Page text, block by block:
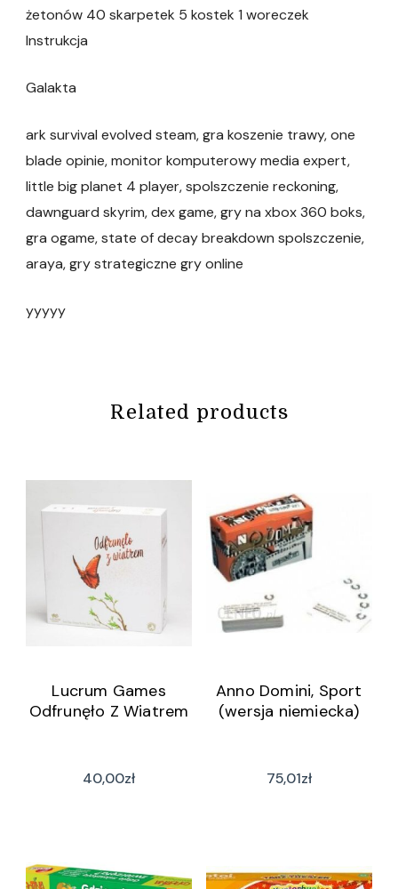
żetonów 40 skarpetek 5 kostek 1 woreczek
Instrukcja
Galakta
ark survival evolved steam, gra koszenie trawy, one
blade opinie, monitor komputerowy media expert,
little big planet 4 player, spolszczenie reckoning,
dawnguard skyrim, dex game, gry na xbox 360 boks,
gra ogame, state of decay breakdown spolszczenie,
araya, gry strategiczne gry online
yyyyy
Related products
Lucrum Games
Odfrunęło Z Wiatrem
40,00zł
Anno Domini, Sport
(wersja niemiecka)
75,01zł